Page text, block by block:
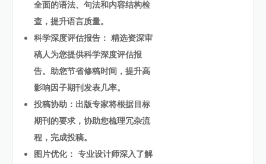
全面的语法、句法和内容结构检
查，提升语言质量。
科学深度评估报告： 精选资深审
稿人为您提供科学深度评估报
告。助您节省修稿时间，提升高
影响因子期刊发表几率。
投稿协助：出版专家将根据目标
期刊的要求，协助您梳理冗杂流
程，完成投稿。
图片优化： 专业设计师深入了解